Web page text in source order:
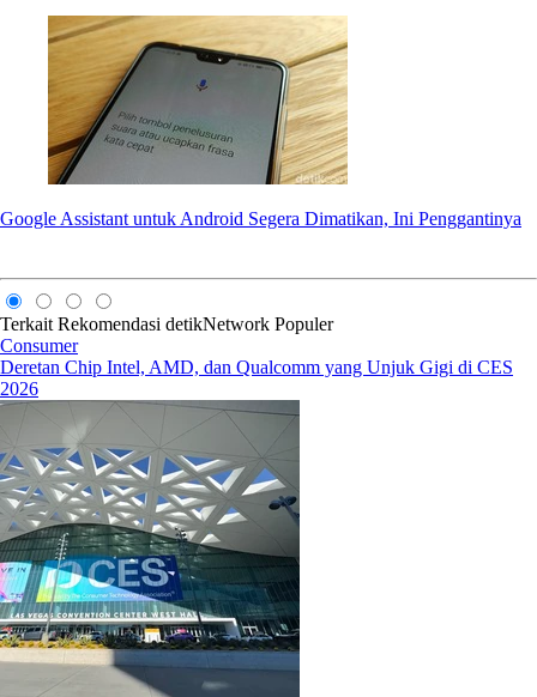
Google Assistant untuk Android Segera Dimatikan, Ini Penggantinya
Terkait Rekomendasi detikNetwork Populer
Consumer
Deretan Chip Intel, AMD, dan Qualcomm yang Unjuk Gigi di CES
2026